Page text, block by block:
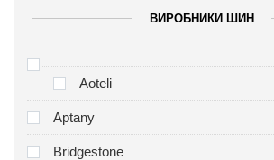
ВИРОБНИКИ ШИН
Aoteli
Aptany
Bridgestone